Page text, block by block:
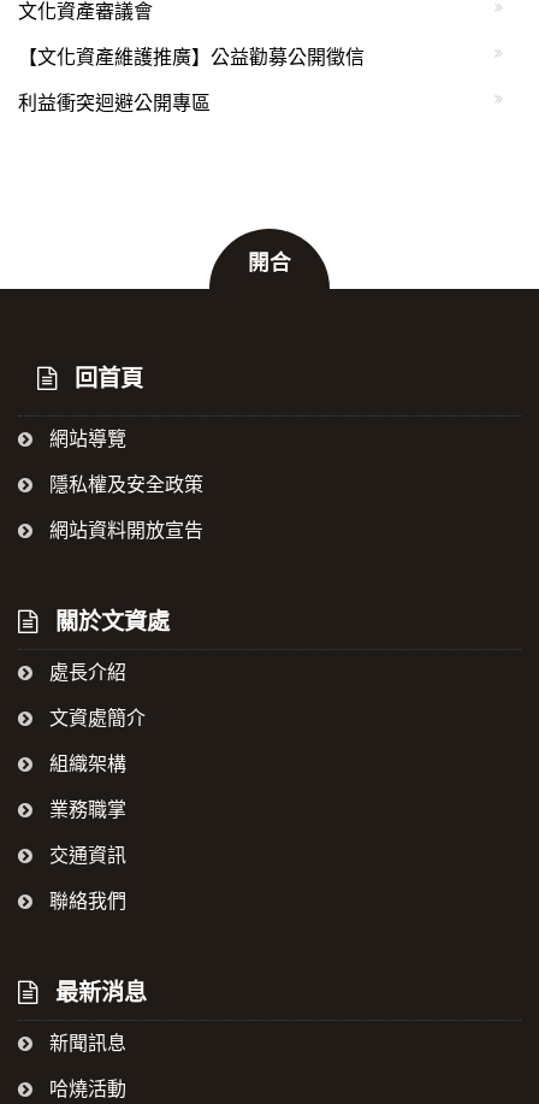
文化資產審議會
【文化資產維護推廣】公益勸募公開徵信
利益衝突迴避公開專區
開合
回首頁
網站導覽
隱私權及安全政策
網站資料開放宣告
關於文資處
處長介紹
文資處簡介
組織架構
業務職掌
交通資訊
聯絡我們
最新消息
新聞訊息
哈燒活動